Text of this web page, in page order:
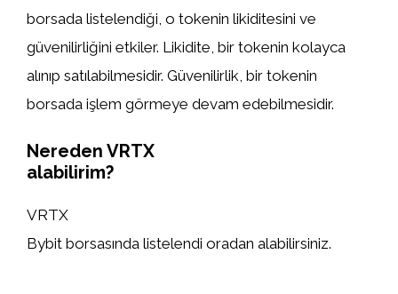
borsada listelendiği, o tokenin likiditesini ve
güvenilirliğini etkiler. Likidite, bir tokenin kolayca
alınıp satılabilmesidir. Güvenilirlik, bir tokenin
borsada işlem görmeye devam edebilmesidir.
Nereden VRTX
alabilirim?
VRTX
Bybit borsasında listelendi oradan alabilirsiniz.